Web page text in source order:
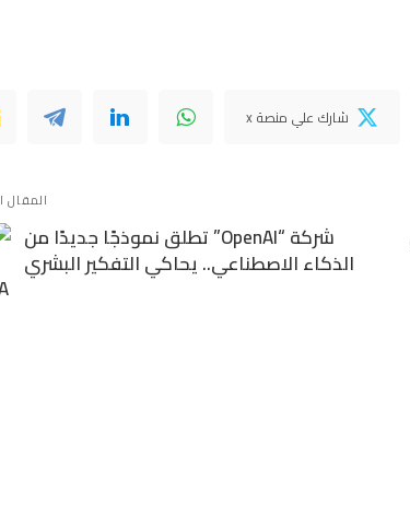
شارك علي منصة x
المقال
شركة “OpenAI” تطلق نموذجًا جديدًا من
الذكاء الاصطناعي.. يحاكي التفكير البشري